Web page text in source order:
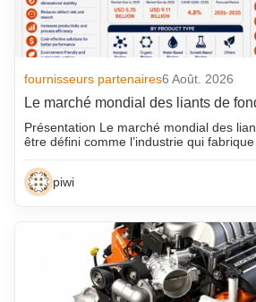
fournisseurs partenaires6 Août. 2026
Le marché mondial des liants de
Présentation Le marché mondial des
être défini comme l’industrie qui
piwi